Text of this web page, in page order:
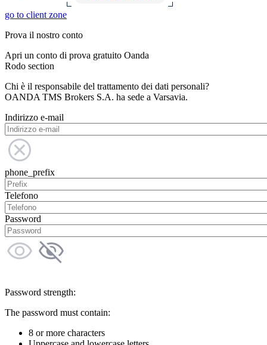
go to client zone
Prova il nostro conto
Apri un conto di prova gratuito Oanda
Rodo section
Chi è il responsabile del trattamento dei dati personali?
OANDA TMS Brokers S.A. ha sede a Varsavia.
Indirizzo e-mail
phone_prefix
Telefono
Password
Password strength:
The password must contain:
8 or more characters